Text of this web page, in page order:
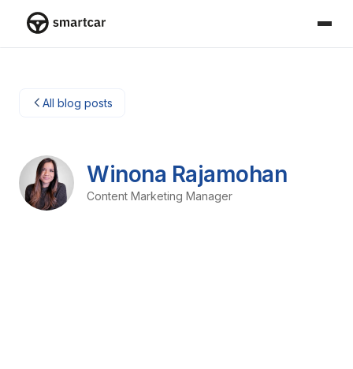
All blog posts
Winona Rajamohan
Content Marketing Manager